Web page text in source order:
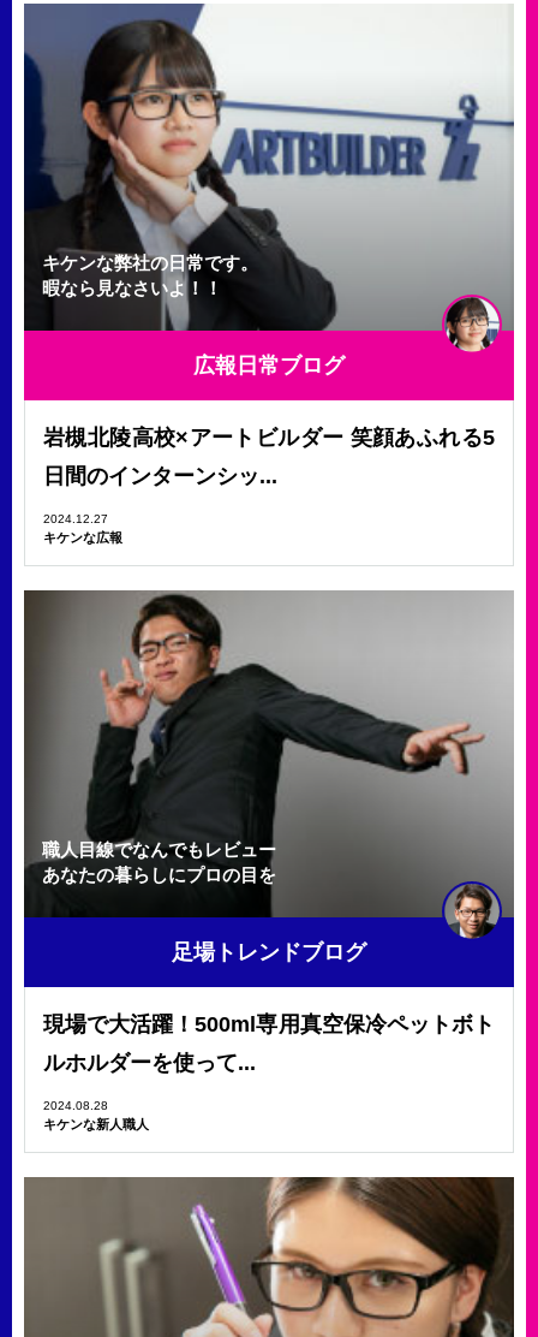
キケンな弊社の日常です。
暇なら見なさいよ！！
広報日常ブログ
岩槻北陵高校×アートビルダー 笑顔あふれる5
日間のインターンシッ...
2024.12.27
キケンな広報
職人目線でなんでもレビュー
あなたの暮らしにプロの目を
足場トレンドブログ
現場で大活躍！500ml専用真空保冷ペットボト
ルホルダーを使って...
2024.08.28
キケンな新人職人